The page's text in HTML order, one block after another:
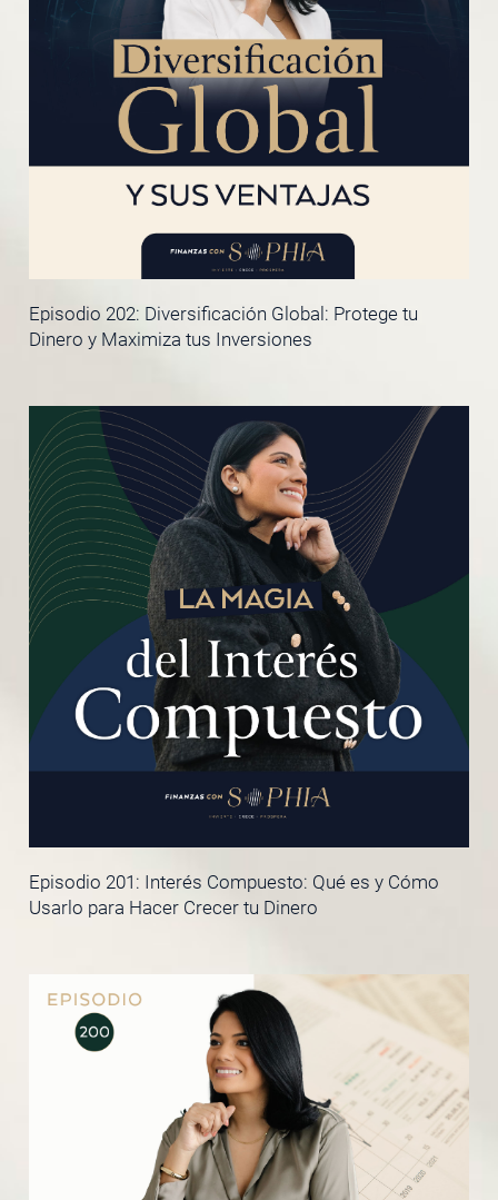
Episodio 202: Diversificación Global: Protege tu
Dinero y Maximiza tus Inversiones
Episodio 201: Interés Compuesto: Qué es y Cómo
Usarlo para Hacer Crecer tu Dinero